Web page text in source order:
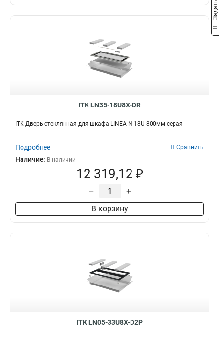
ITK LN35-18U8X-DR
ITK Дверь стеклянная для шкафа LINEA N 18U 800мм серая
Подробнее Сравнить
Наличие: В наличии
12 319,12 ₽
– +
В корзину
ITK LN05-33U8X-D2P